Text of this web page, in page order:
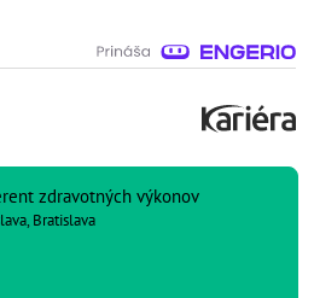
zdravotných výkonov
Bratislava